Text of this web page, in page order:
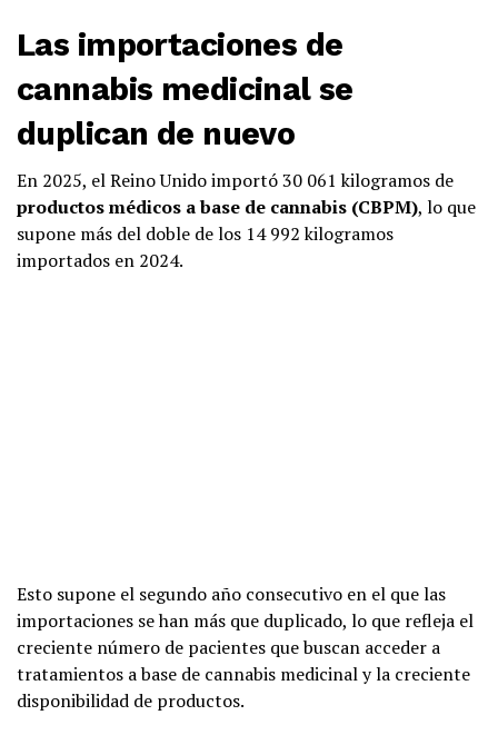
Las importaciones de
cannabis medicinal se
duplican de nuevo
En 2025, el Reino Unido importó 30 061 kilogramos de
productos médicos a base de cannabis (CBPM), lo que
supone más del doble de los 14 992 kilogramos
importados en 2024.
Esto supone el segundo año consecutivo en el que las
importaciones se han más que duplicado, lo que refleja el
creciente número de pacientes que buscan acceder a
tratamientos a base de cannabis medicinal y la creciente
disponibilidad de productos.